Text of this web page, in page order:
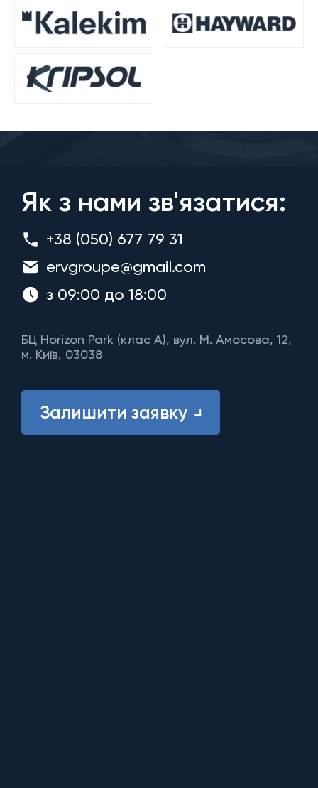
Як з нами зв'язатися:
+38 (050) 677 79 31
ervgroupe@gmail.com
з 09:00 до 18:00
БЦ Horizon Park (клас A), вул. М. Амосова, 12,
м. Київ, 03038
Залишити заявку